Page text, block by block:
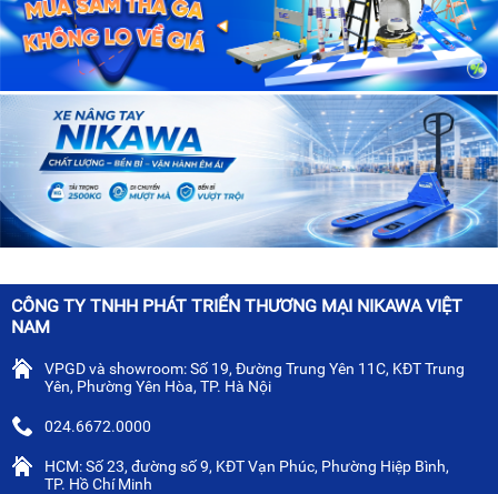
CÔNG TY TNHH PHÁT TRIỂN THƯƠNG MẠI NIKAWA VIỆT
NAM
VPGD và showroom: Số 19, Đường Trung Yên 11C, KĐT Trung
Yên, Phường Yên Hòa, TP. Hà Nội
024.6672.0000
HCM: Số 23, đường số 9, KĐT Vạn Phúc, Phường Hiệp Bình,
TP. Hồ Chí Minh